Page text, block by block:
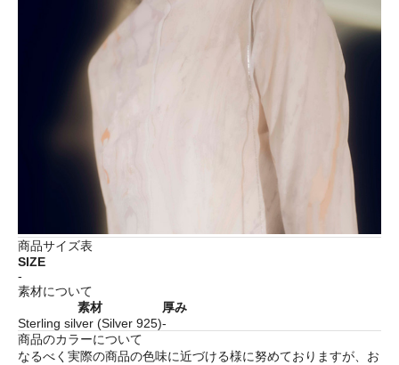
商品サイズ表
SIZE
-
素材について
素材
厚み
Sterling silver (Silver 925)-
商品のカラーについて
なるべく実際の商品の色味に近づける様に努めておりますが、お